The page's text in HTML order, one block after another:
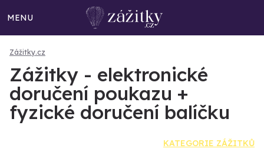
MENU
Zážitky.cz
Zážitky - elektronické
doručení poukazu +
fyzické doručení balíčku
KATEGORIE ZÁŽITKŮ